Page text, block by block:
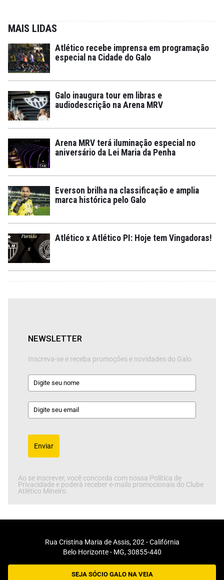
MAIS LIDAS
Atlético recebe imprensa em programação
especial na Cidade do Galo
Galo inaugura tour em libras e
audiodescrição na Arena MRV
Arena MRV terá iluminação especial no
aniversário da Lei Maria da Penha
Everson brilha na classificação e amplia
marca histórica pelo Galo
Atlético x Atlético PI: Hoje tem Vingadoras!
NEWSLETTER
Inscreva-se e receba promoções e novidades do Galo
Enviar
Ao se inscrever, você concorda com nossa Política de
Privacidade e poderá receber e-mails promocionais do Clube
Atlético Mineiro.
Rua Cristina Maria de Assis, 202 - Califórnia
Belo Horizonte - MG, 30855-440
SEJA SÓCIO GALO NA VEIA